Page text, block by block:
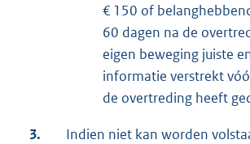
€ 150 of
60 dagen na de
eigen beweging juiste
informatie verstrekt
de overtreding heeft
3.
Indien niet kan worden